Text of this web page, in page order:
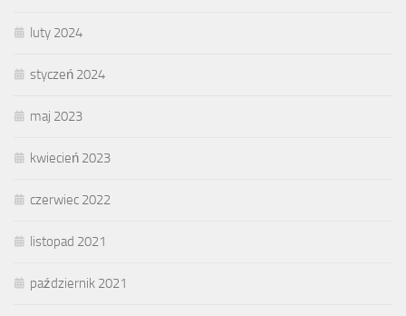
luty 2024
styczeń 2024
maj 2023
kwiecień 2023
czerwiec 2022
listopad 2021
październik 2021